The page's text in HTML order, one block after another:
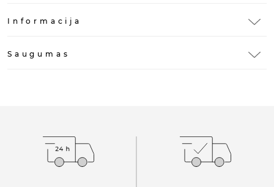
Informacija
Saugumas